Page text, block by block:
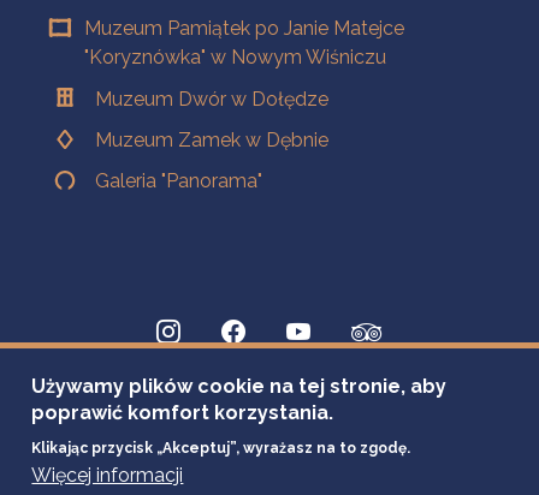
Muzeum Pamiątek po Janie Matejce
"Koryznówka" w Nowym Wiśniczu
Muzeum Dwór w Dołędze
Muzeum Zamek w Dębnie
Galeria "Panorama"
Używamy plików cookie na tej stronie, aby
poprawić komfort korzystania.
Klikając przycisk „Akceptuj”, wyrażasz na to zgodę.
Więcej informacji